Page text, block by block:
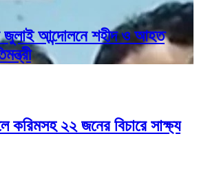
জুলাই আন্দোলনে শহীদ ও আহত
করিমসহ ২২ জনের বিচারে সাক্ষ্য